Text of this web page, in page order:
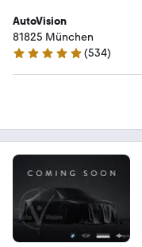
AutoVision
81825 München
4.9 Sterne
(534)